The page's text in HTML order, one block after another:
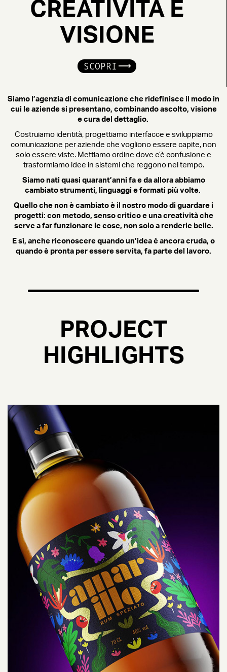
CREATIVITÀ E
VISIONE
SCOPRI
Siamo l’agenzia di comunicazione che ridefinisce il modo in
cui le aziende si presentano, combinando ascolto, visione
e cura del dettaglio.
Costruiamo identità, progettiamo interfacce e sviluppiamo
comunicazione per aziende che vogliono essere capite, non
solo essere viste. Mettiamo ordine dove c’è confusione e
trasformiamo idee in sistemi che reggono nel tempo.
Siamo nati quasi quarant’anni fa e da allora abbiamo
cambiato strumenti, linguaggi e formati più volte.
Quello che non è cambiato è il nostro modo di guardare i
progetti: con metodo, senso critico e una creatività che
serve a far funzionare le cose, non solo a renderle belle.
E sì, anche riconoscere quando un’idea è ancora cruda, o
quando è pronta per essere servita, fa parte del lavoro.
PROJECT
HIGHLIGHTS